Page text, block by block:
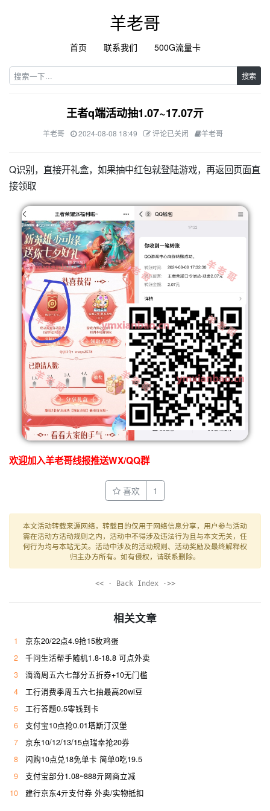
羊老哥
首页 联系我们 500G流量卡
搜索
王者q端活动抽1.07~17.07亓
羊老哥 2024-08-08 18:49 评论已关闭 羊老哥
Q识别，直接开礼盒，如果抽中红包就登陆游戏，再返回页面直
接领取
欢迎加入羊老哥线报推送WX/QQ群
喜欢 1
本文活动转载来源网络，转载目的仅用于网络信息分享，用户参与活动
需在活动方活动规则之内，活动中不得涉及违法行为且与本文无关，任
何行为均与本站无关。活动中涉及的活动规则、活动奖励及最终解释权
归主办方所有。如有侵权，请联系删除。
<< · Back Index ·>>
相关文章
1
京东20/22点4.9抢15枚鸡蛋
2
千问生活帮手随机1.8-18.8 可点外卖
3
滴滴周五六七部分五折券+10无门槛
4
工行消费季周五六七抽最高20wi豆
5
工行答题0.5零钱到卡
6
支付宝10点抢0.01塔斯汀汉堡
7
京东10/12/13/15点瑞幸抢20券
8
闪购10点兑18免单卡 简单0吃19.5
9
支付宝部分1.08~888亓网商立减
10
建行京东4亓支付券 外卖/实物抵扣